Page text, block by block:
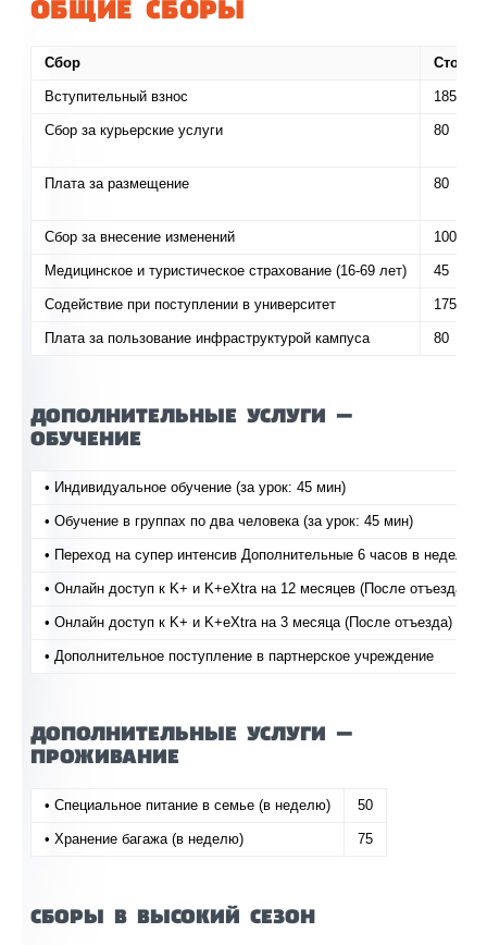
ОБЩИЕ СБОРЫ
Сбор
Вступительный взнос 185
Сбор за курьерские услуги 80
Плата за размещение 80
Сбор за внесение изменений 100
Медицинское и туристическое страхование (16-69 лет) 45
Содействие при поступлении в университет 175
Плата за пользование инфраструктурой кампуса 80
ДОПОЛНИТЕЛЬНЫЕ УСЛУГИ —
ОБУЧЕНИЕ
• Индивидуальное обучение (за урок: 45 мин)
• Обучение в группах по два человека (за урок: 45 мин)
• Переход на супер интенсив Дополнительные 6 часов в неделю
• Онлайн доступ к K+ и K+eXtra на 12 месяцев (После отъезда)
• Онлайн доступ к K+ и K+eXtra на 3 месяца (После отъезда)
• Дополнительное поступление в партнерское учреждение
ДОПОЛНИТЕЛЬНЫЕ УСЛУГИ —
ПРОЖИВАНИЕ
• Специальное питание в семье (в неделю) 50
• Хранение багажа (в неделю) 75
СБОРЫ В ВЫСОКИЙ СЕЗОН